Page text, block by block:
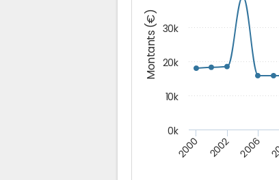
Montants (€)
2000 2002 2006
0k
10k
20k
30k